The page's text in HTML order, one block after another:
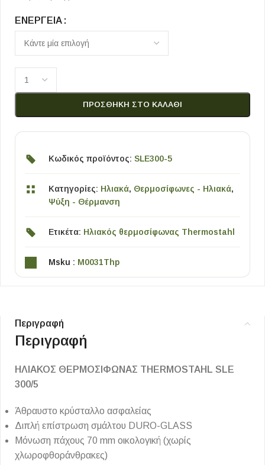
ΕΝΈΡΓΕΙΑ
ΠΡΟΣΘΉΚΗ ΣΤΟ ΚΑΛΆΘΙ
Κωδικός προϊόντος: SLE300-5
Κατηγορίες: Ηλιακά, Θερμοσίφωνες - Ηλιακά,
Ψύξη - Θέρμανση
Ετικέτα: Ηλιακός θερμοσίφωνας Thermostahl
Msku : M0031Thp
Περιγραφή
Περιγραφή
ΗΛΙΑΚΟΣ ΘΕΡΜΟΣΙΦΩΝΑΣ THERMOSTAHL SLE
300/5
Άθραυστο κρύσταλλο ασφαλείας
Διπλή επίστρωση σμάλτου DURO-GLASS
Μόνωση πάχους 70 mm οικολογική (χωρίς
χλωροφθοράνθρακες)